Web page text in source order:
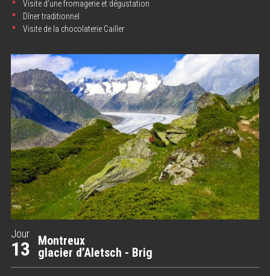
Visite d’une fromagerie et dégustation
Dîner traditionnel
Visite de la chocolaterie Cailler
Jour
13
Montreux
glacier d’Aletsch - Brig